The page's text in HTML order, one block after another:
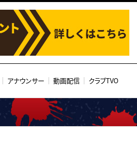
アナウンサー 動画配信 クラブTVO